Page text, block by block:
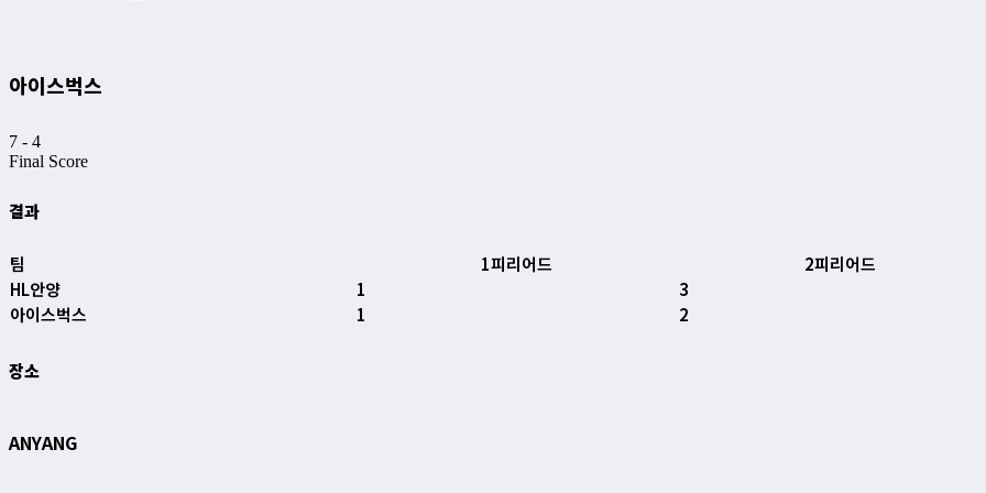
아이스벅스
7 - 4
Final Score
결과
팀 1피리어드
2피리어드
HL안양
1
3
아이스벅스
1 2
장소
ANYANG